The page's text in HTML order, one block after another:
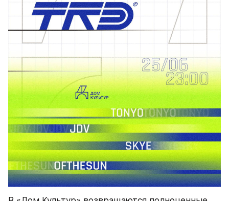
В «Дом Культур» возвращаются полноценные
ночные тусовки с локальными диджеями. В
честь этого тут пройдет вечеринка команды
TRD, на которой вместе с резидентами
формации выступит SKYE из дуэта Tiger Balms.
Слушаем тут чикагский саунд, каноничное
детройт-техно и другую электронику.
С 23:00.